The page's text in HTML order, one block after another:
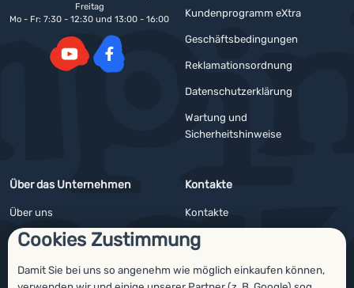
Cookies Zustimmung
Damit Sie bei uns so angenehm wie möglich einkaufen können,
Kundenprogramm eXtra
Geschäftsbedingungen
Reklamationsordnung
Datenschutzerklärung
Wartung und
Sicherheitshinweise
Über das Unternehmen
Über uns
Impressum
4camping4nature
Kontakte
Kontakte
Angebote für Firmen und Vereine
Newsletter
Freitag
Mo - Fr: 7:30 - 12:30 und 13:00 - 16:00